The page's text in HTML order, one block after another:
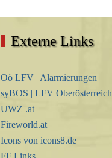
Externe Links
Oö LFV | Alarmierungen
syBOS | LFV Oberösterreich
UWZ .at
Fireworld.at
Icons von icons8.de
FF Links